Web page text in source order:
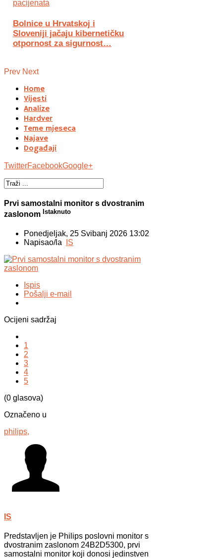
Bolnice u Hrvatskoj i
Sloveniji jačaju kibernetičku
otpornost za sigurnost…
Prev Next
Home
Vijesti
Analize
Hardver
Teme mjeseca
Najave
Događaji
TwitterFacebookGoogle+
Prvi samostalni monitor s dvostranim
zaslonom Istaknuto
Ponedjeljak, 25 Svibanj 2026 13:02
Napisao/la
IS
Ispis
Pošalji e-mail
Ocijeni sadržaj
1
2
3
4
5
(0 glasova)
Označeno u
philips,
IS
Predstavljen je Philips poslovni monitor s
dvostranim zaslonom 24B2D5300, prvi
samostalni monitor koji donosi jedinstven